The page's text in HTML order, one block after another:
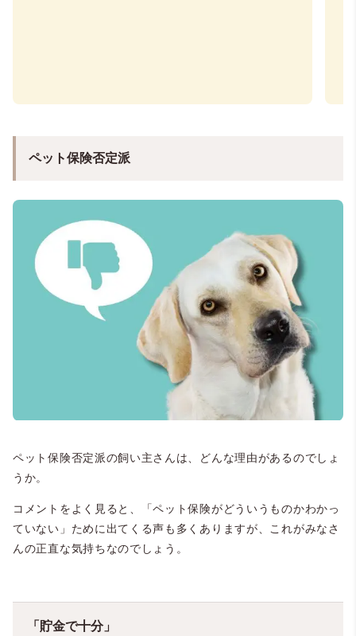
ペット保険否定派
ペット保険否定派の飼い主さんは、どんな理由があるのでしょ
うか。
コメントをよく見ると、「ペット保険がどういうものかわかっ
ていない」ために出てくる声も多くありますが、これがみなさ
んの正直な気持ちなのでしょう。
「貯金で十分」